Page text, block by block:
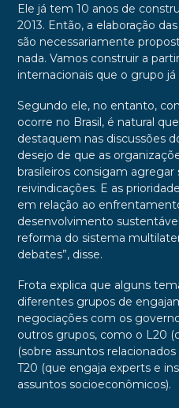
Ele já tem 10 anos de
2013. Então, a elaboração
são necessariamente
nada. Vamos construir a
internacionais que o grupo já
Segundo ele, no entanto,
ocorre no Brasil, é natural
destaquem nas discussões
desejo de que as
brasileiros consigam agregar
reivindicações. E as
em relação ao
desenvolvimento
reforma do sistema
debates”, disse.
Frota explica que alguns
diferentes grupos de
negociações com os
outros grupos, como o L20
(sobre assuntos
T20 (que engaja experts e
assuntos socioeconômicos).